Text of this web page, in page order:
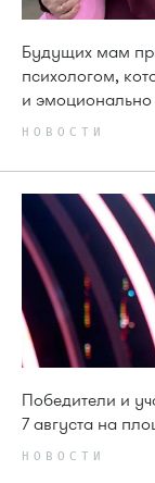
Будущих мам
психологом,
и
НОВОСТИ
Победители и
7 августа на
НОВОСТИ